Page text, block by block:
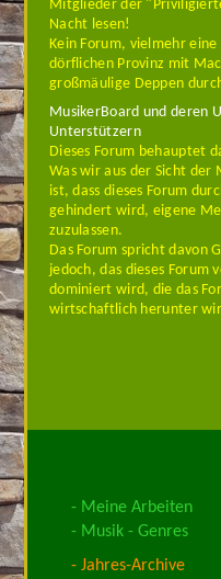
Mitglieder der
Nacht lesen!
Kein Forum, vielmehr
dörflichen Provinz mit
großmäulige Deppen
MusikerBoard und deren
Unterstützern
Dieses Forum behauptet
Was wir aus der Sicht der
ist, dass dieses Forum
gehindert wird, eigene
zuzulassen.
Das Forum spricht davon
jedoch, das dieses Forum
dominiert wird, die das
wirtschaftlich herunter
- Meine Arbeiten
- Musik - Genres
- Jahres-Archive